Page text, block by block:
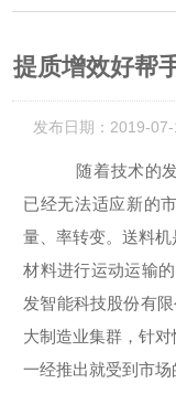
提质增效好帮
发布日期：2019-
随着技术的
已经无法适应新的
量、率转变。送料
材料进行运动运输
发智能科技股份有
大制造业集群，针
一经推出就受到市场